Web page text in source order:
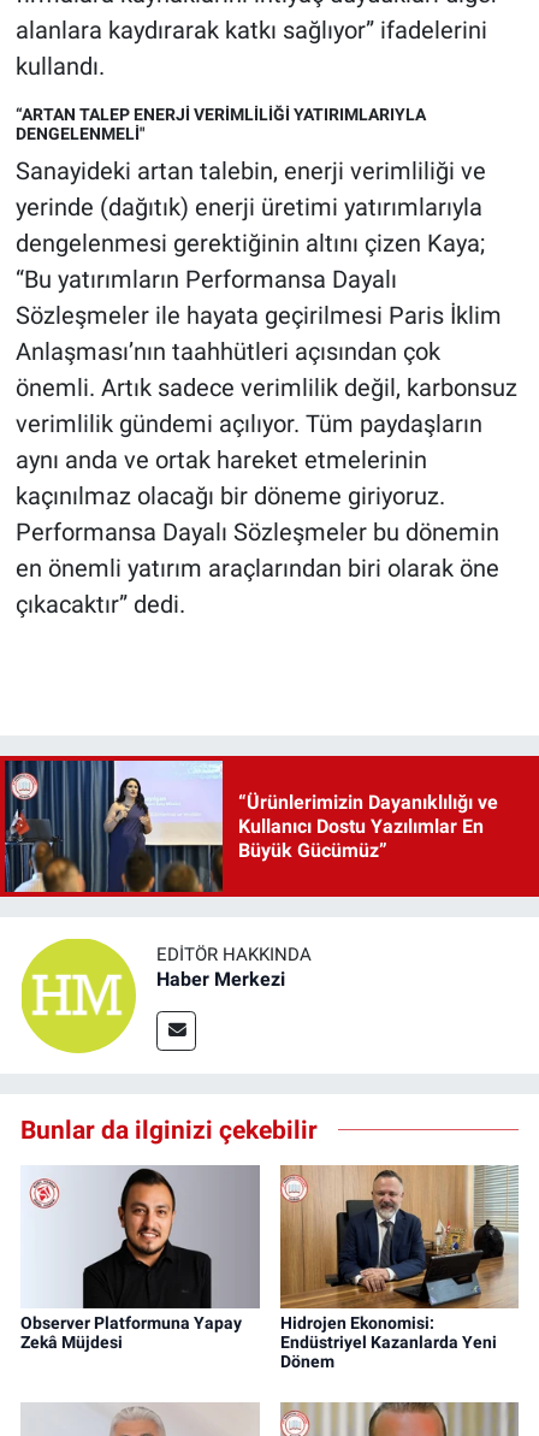
alanlara kaydırarak katkı sağlıyor” ifadelerini
kullandı.
“ARTAN TALEP ENERJİ VERİMLİLİĞİ YATIRIMLARIYLA
DENGELENMELİ"
Sanayideki artan talebin, enerji verimliliği ve
yerinde (dağıtık) enerji üretimi yatırımlarıyla
dengelenmesi gerektiğinin altını çizen Kaya;
“Bu yatırımların Performansa Dayalı
Sözleşmeler ile hayata geçirilmesi Paris İklim
Anlaşması’nın taahhütleri açısından çok
önemli. Artık sadece verimlilik değil, karbonsuz
verimlilik gündemi açılıyor. Tüm paydaşların
aynı anda ve ortak hareket etmelerinin
kaçınılmaz olacağı bir döneme giriyoruz.
Performansa Dayalı Sözleşmeler bu dönemin
en önemli yatırım araçlarından biri olarak öne
çıkacaktır” dedi.
“Ürünlerimizin Dayanıklılığı ve
Kullanıcı Dostu Yazılımlar En
Büyük Gücümüz”
EDITÖR HAKKINDA
Haber Merkezi
Bunlar da ilginizi çekebilir
Observer Platformuna Yapay
Zekâ Müjdesi
Hidrojen Ekonomisi:
Endüstriyel Kazanlarda Yeni
Dönem